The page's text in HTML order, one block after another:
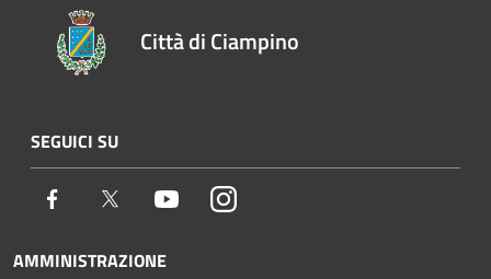
Città di Ciampino
SEGUICI SU
Facebook Twitter YoutubeInstagram
AMMINISTRAZIONE